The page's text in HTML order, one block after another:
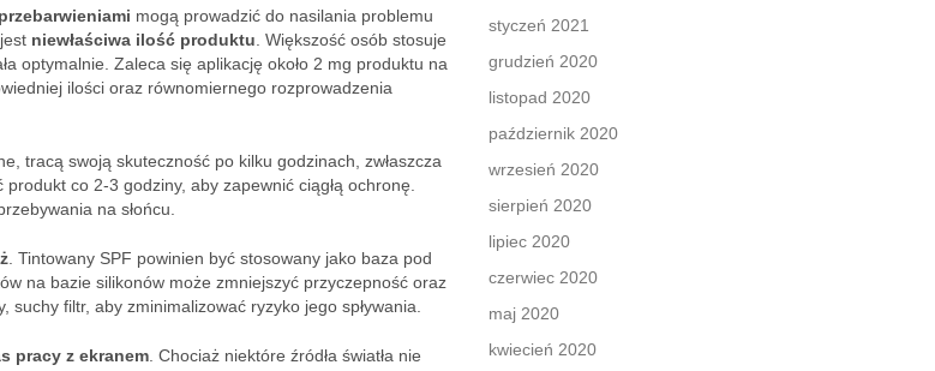
mogą prowadzić do nasilania problemu
niewłaściwa ilość produktu . Większość osób stosuje
optymalnie. Zaleca się aplikację około 2 mg produktu na
ilości oraz równomiernego rozprowadzenia
tracą swoją skuteczność po kilku godzinach, zwłaszcza
co 2-3 godziny, aby zapewnić ciągłą ochronę.
na słońcu.
. Tintowany SPF powinien być stosowany jako baza pod
na bazie silikonów może zmniejszyć przyczepność oraz
filtr, aby zminimalizować ryzyko jego spływania.
pracy z ekranem . Chociaż niektóre źródła światła nie
styczeń 2021
grudzień 2020
listopad 2020
październik 2020
wrzesień 2020
sierpień 2020
lipiec 2020
czerwiec 2020
maj 2020
kwiecień 2020